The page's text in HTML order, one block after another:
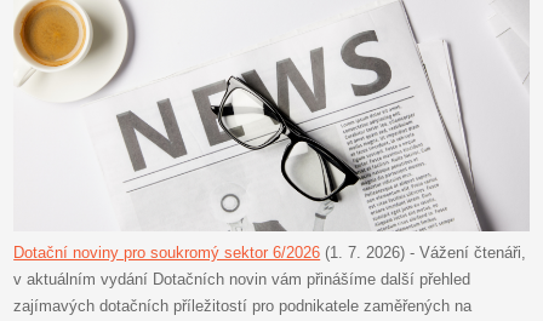
Dotační noviny pro soukromý sektor 6/2026 (1. 7. 2026) - Vážení čtenáři,
v aktuálním vydání Dotačních novin vám přinášíme další přehled
zajímavých dotačních příležitostí pro podnikatele zaměřených na